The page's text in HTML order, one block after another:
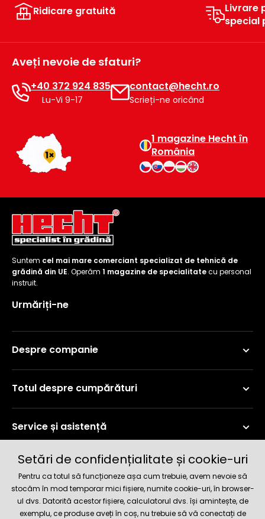
Ridicare gratuită
Livrare
special
Aveți nevoie de sfaturi?
+40 372 924 835
Lu-Vi 9-17
contact@hecht.ro
Scrieți-ne oricând
1 magazine Hecht în
România
Suntem cel mai mare comerciant specializat de tehnică de
grădină din UE. Operăm 1 magazine de specialitatecu personal
instruit.
Urmăriți-ne
Despre companie
Totul despre cumpărături
Service și asistență
Informații curente
Metode de livrare și plată
Setări de confidențialitate și cookie-uri
Pentru ca totul să funcționeze așa cum trebuie, avem nevoie să
stocăm în mod temporar mici fișiere, numite cookie-uri, în browser-
ul dvs. Datorită acestor fișiere, calculatorul dvs. își amintește, de
exemplu, ce produse aveți în coș, nu trebuie să vă conectați de